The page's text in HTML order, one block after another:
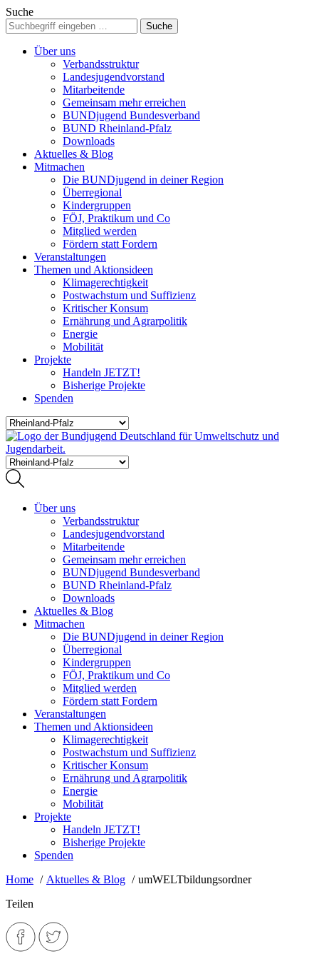
Suche
Über uns
Verbandsstruktur
Landesjugendvorstand
Mitarbeitende
Gemeinsam mehr erreichen
BUNDjugend Bundesverband
BUND Rheinland-Pfalz
Downloads
Aktuelles & Blog
Mitmachen
Die BUNDjugend in deiner Region
Überregional
Kindergruppen
FÖJ, Praktikum und Co
Mitglied werden
Fördern statt Fordern
Veranstaltungen
Themen und Aktionsideen
Klimagerechtigkeit
Postwachstum und Suffizienz
Kritischer Konsum
Ernährung und Agrarpolitik
Energie
Mobilität
Projekte
Handeln JETZT!
Bisherige Projekte
Spenden
Über uns
Verbandsstruktur
Landesjugendvorstand
Mitarbeitende
Gemeinsam mehr erreichen
BUNDjugend Bundesverband
BUND Rheinland-Pfalz
Downloads
Aktuelles & Blog
Mitmachen
Die BUNDjugend in deiner Region
Überregional
Kindergruppen
FÖJ, Praktikum und Co
Mitglied werden
Fördern statt Fordern
Veranstaltungen
Themen und Aktionsideen
Klimagerechtigkeit
Postwachstum und Suffizienz
Kritischer Konsum
Ernährung und Agrarpolitik
Energie
Mobilität
Projekte
Handeln JETZT!
Bisherige Projekte
Spenden
Home
Aktuelles & Blog
umWELTbildungsordner
Teilen